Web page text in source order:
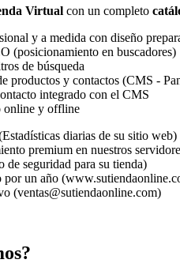
Virtual con un completo
y a medida con diseño
(posicionamiento en buscadores)
de búsqueda
productos y contactos (CMS -
integrado con el CMS
online y offline
diarias de su sitio web)
premium en nuestros
de seguridad para su tienda)
un año
(ventas@sutiendaonline.com)